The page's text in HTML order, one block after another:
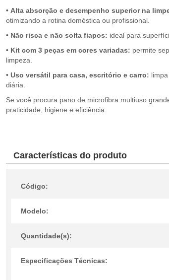
• Alta absorção e desempenho superior na
otimizando a rotina doméstica ou profissional.
• Não risca e não solta fiapos: ideal para
• Kit com 3 peças em cores variadas: permite
limpeza.
• Uso versátil para casa, escritório e carro:
diária.
Se você procura pano de microfibra multiuso
praticidade, higiene e eficiência.
Características do produto
Código:
Modelo:
Quantidade(s):
Especificações Técnicas: